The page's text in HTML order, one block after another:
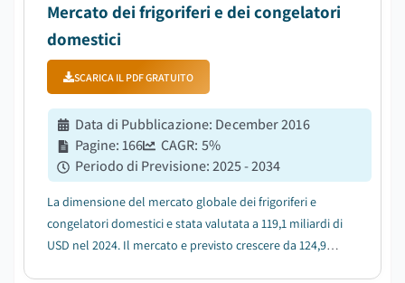
Mercato dei frigoriferi e dei congelatori
domestici
SCARICA IL PDF GRATUITO
Data di Pubblicazione: December 2016
Pagine:166 CAGR: 5%
Periodo di Previsione:2025 - 2034
La dimensione del mercato globale dei frigoriferi e
congelatori domestici e stata valutata a 119,1 miliardi di
USD nel 2024. Il mercato e previsto crescere da 124,9